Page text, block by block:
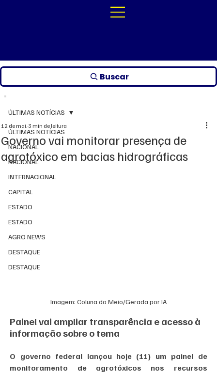
Buscar
ÚLTIMAS NOTÍCIAS
NACIONAL
NACIONAL
INTERNACIONAL
CAPITAL
ESTADO
ESTADO
AGRO NEWS
DESTAQUE
DESTAQUE
ÚLTIMAS NOTÍCIAS
Governo vai monitorar presença de
agrotóxico em bacias hidrográficas
12 de mai.3 min de leitura
Imagem: Coluna do Meio/Gerada por IA
Painel vai ampliar transparência e acesso à
informação sobre o tema
O governo federal lançou hoje (11) um painel de
monitoramento de agrotóxicos nos recursos